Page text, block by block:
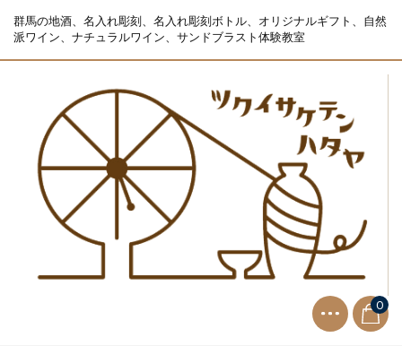
群馬の地酒、名入れ彫刻、名入れ彫刻ボトル、オリジナルギフト、自然
派ワイン、ナチュラルワイン、サンドブラスト体験教室
0